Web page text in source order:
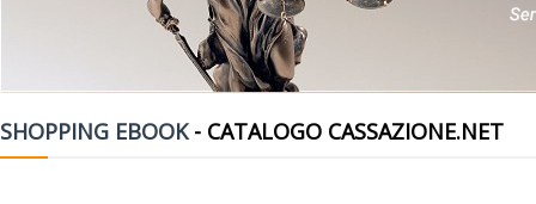
SHOPPING EBOOK- CATALOGO CASSAZIONE.NET